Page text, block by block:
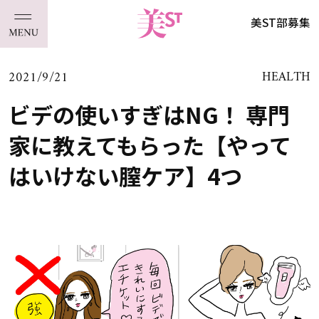
美ST部募集
2021/9/21 HEALTH
ビデの使いすぎはNG！ 専門
家に教えてもらった【やって
はいけない膣ケア】4つ